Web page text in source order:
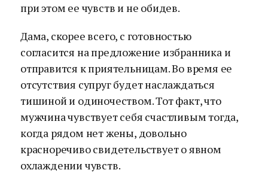
при этом ее чувств и не обидев.
Дама, скорее всего, с готовностью
согласится на предложение избранника и
отправится к приятельницам. Во время ее
отсутствия супруг будет наслаждаться
тишиной и одиночеством. Тот факт, что
мужчина чувствует себя счастливым тогда,
когда рядом нет жены, довольно
красноречиво свидетельствует о явном
охлаждении чувств.